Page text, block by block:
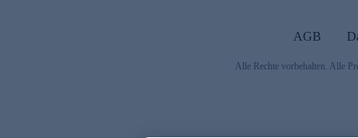
AGB
Alle Rechte vorbehalten. Alle